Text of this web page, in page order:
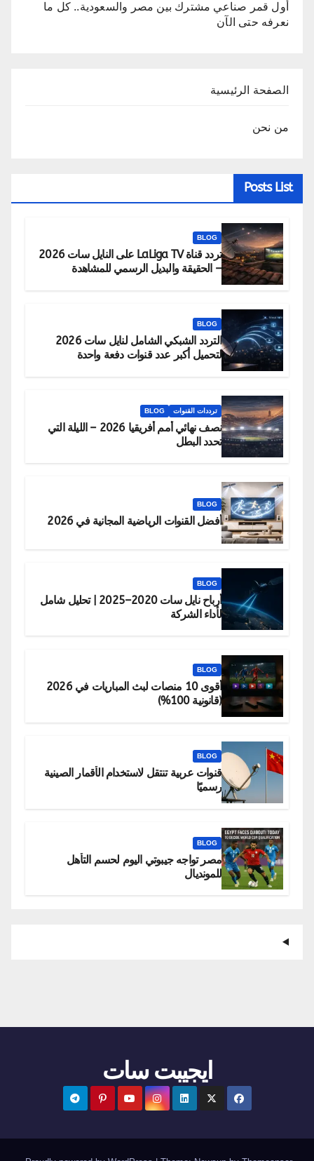
أول قمر صناعي مشترك بين مصر والسعودية.. كل ما
نعرفه حتى الآن
الصفحة الرئيسية
من نحن
Posts List
BLOG
تردد قناة LaLiga TV على النايل سات 2026
– الحقيقة والبديل الرسمي للمشاهدة
BLOG
التردد الشبكي الشامل لنايل سات 2026
لتحميل أكبر عدد قنوات دفعة واحدة
ترددات القنوات BLOG
نصف نهائي أمم أفريقيا 2026 – الليلة التي
تحدد البطل
BLOG
أفضل القنوات الرياضية المجانية في 2026
BLOG
أرباح نايل سات 2020–2025 | تحليل شامل
لأداء الشركة
BLOG
أقوى 10 منصات لبث المباريات في 2026
(قانونية 100%)
BLOG
قنوات عربية تنتقل لاستخدام الأقمار الصينية
رسميًا
BLOG
مصر تواجه جيبوتي اليوم لحسم التأهل
للمونديال
ايجيبت سات